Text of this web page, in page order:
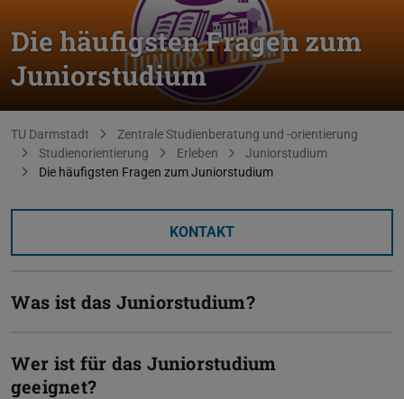
Die häufigsten Fragen zum
Juniorstudium
Sie befinden sich hier:
TU Darmstadt
Zentrale Studienberatung und -orientierung
Studienorientierung
Erleben
Juniorstudium
Die häufigsten Fragen zum Juniorstudium
KONTAKT
Was ist das Juniorstudium?
Wer ist für das Juniorstudium
geeignet?